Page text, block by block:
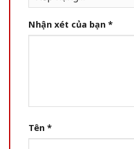
Nhận xét của bạn *
Tên *